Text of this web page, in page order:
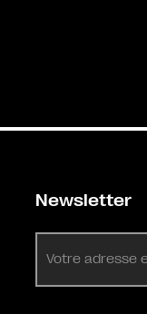
Newsletter
mail